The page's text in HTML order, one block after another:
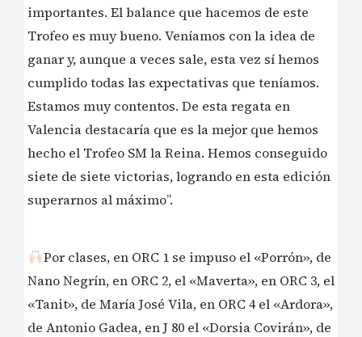
importantes. El balance que hacemos de este
Trofeo es muy bueno. Veníamos con la idea de
ganar y, aunque a veces sale, esta vez sí hemos
cumplido todas las expectativas que teníamos.
Estamos muy contentos. De esta regata en
Valencia destacaría que es la mejor que hemos
hecho el Trofeo SM la Reina. Hemos conseguido
siete de siete victorias, logrando en esta edición
superarnos al máximo”.
Por clases, en ORC 1 se impuso el «Porrón», de
Nano Negrín, en ORC 2, el «Maverta», en ORC 3, el
«Tanit», de María José Vila, en ORC 4 el «Ardora»,
de Antonio Gadea, en J 80 el «Dorsia Covirán», de